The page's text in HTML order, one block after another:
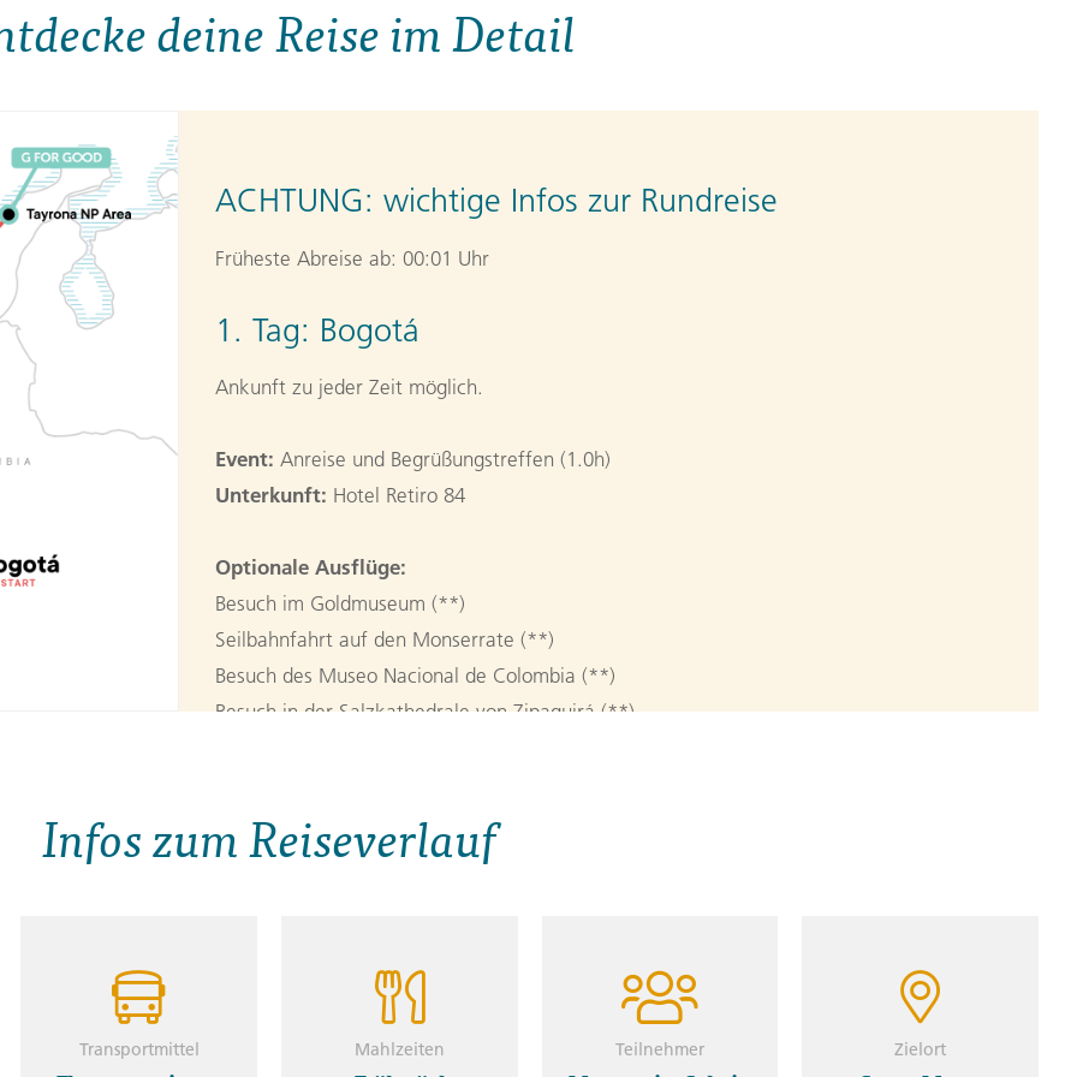
deine Reise im Detail
ACHTUNG: wichtige Infos zur Rundreise
Früheste Abreise ab: 00:01 Uhr
1. Tag: Bogotá
Ankunft zu jeder Zeit möglich.
Event: Anreise und Begrüßungstreffen (1.0h)
Unterkunft: Hotel Retiro 84
Optionale Ausflüge:
Besuch im Goldmuseum (**)
Seilbahnfahrt auf den Monserrate (**)
Besuch des Museo Nacional de Colombia (**)
Besuch in der Salzkathedrale von Zipaquirá (**)
Enjoy breakfast in Bogotá before boarding a flight to Armenia, in Colombia's coffee
Aufenthalt auf einer Hacienda
Hostal Mi Monaco
Infos zum Reiseverlauf
Transportmittel Mahlzeiten Teilnehmer Zielort